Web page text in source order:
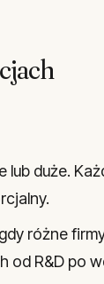
lub duże.
różne
od R&D po